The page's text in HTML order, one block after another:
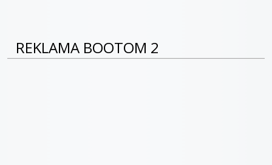
REKLAMA BOOTOM 2